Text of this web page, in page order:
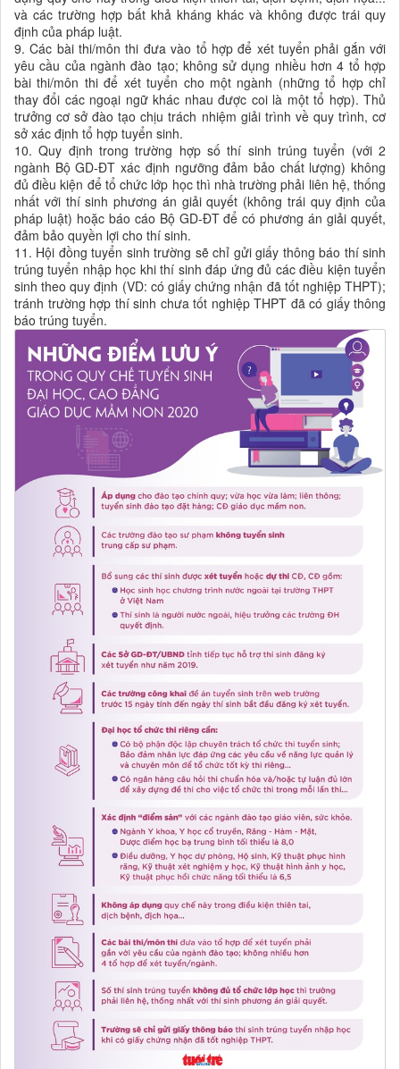
và các trường hợp bất khả kháng khác và không được trái quy
định của pháp luật.
9. Các bài thi/môn thi đưa vào tổ hợp để xét tuyển phải gắn với
yêu cầu của ngành đào tạo; không sử dụng nhiều hơn 4 tổ hợp
bài thi/môn thi để xét tuyển cho một ngành (những tổ hợp chỉ
thay đổi các ngoại ngữ khác nhau được coi là một tổ hợp). Thủ
trưởng cơ sở đào tạo chịu trách nhiệm giải trình về quy trình, cơ
sở xác định tổ hợp tuyển sinh.
10. Quy định trong trường hợp số thí sinh trúng tuyển (với 2
ngành Bộ GD-ĐT xác định ngưỡng đảm bảo chất lượng) không
đủ điều kiện để tổ chức lớp học thì nhà trường phải liên hệ, thống
nhất với thí sinh phương án giải quyết (không trái quy định của
pháp luật) hoặc báo cáo Bộ GD-ĐT để có phương án giải quyết,
đảm bảo quyền lợi cho thí sinh.
11. Hội đồng tuyển sinh trường sẽ chỉ gửi giấy thông báo thí sinh
trúng tuyển nhập học khi thí sinh đáp ứng đủ các điều kiện tuyển
sinh theo quy định (VD: có giấy chứng nhận đã tốt nghiệp THPT);
tránh trường hợp thí sinh chưa tốt nghiệp THPT đã có giấy thông
báo trúng tuyển.